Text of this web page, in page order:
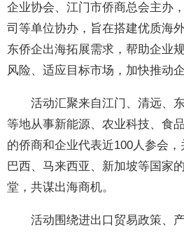
企业协会、江门市侨商总会主办
司等单位协办，旨在搭建优质海
东侨企出海拓展需求，帮助企业
风险、适应目标市场，加快推动
活动汇聚来自江门、清远、东
等地从事新能源、农业科技、食
的侨商和企业代表近100人参会，
巴西、马来西亚、新加坡等国家
堂，共谋出海商机。
活动围绕进出口贸易政策、产